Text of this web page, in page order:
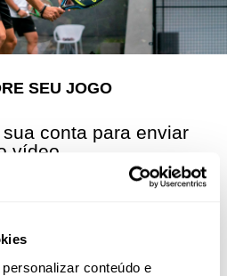
conteúdo e
SEU JOGO
conta para enviar
vídeo